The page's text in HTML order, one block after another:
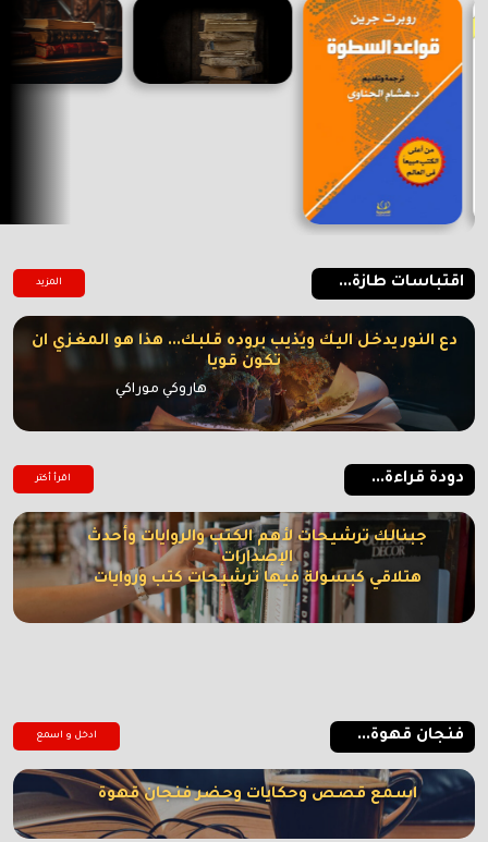
اقتباسات طازة... المزيد
دع النور يدخل اليك ويذيب بروده قلبك... هذا هو المغزي ان
تكون قويا
هاروكي موراكي
دودة قراءة... اقرأ أكتر
جبنالك ترشيحات لأهم الكتب والروايات وأحدث
الإصدارات
هتلاقي كبسولة فيها ترشيحات كتب وروايات
فنجان قهوة... ادخل و اسمع
اسمع قصص وحكايات وحضر فنجان قهوة